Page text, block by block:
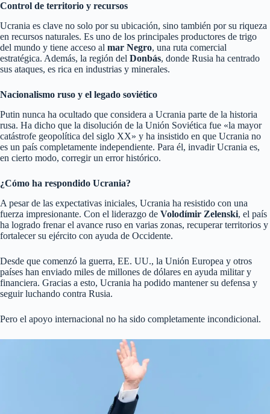
Control de territorio y recursos
Ucrania es clave no solo por su ubicación, sino también por su riqueza
en recursos naturales. Es uno de los principales productores de trigo
del mundo y tiene acceso al mar Negro, una ruta comercial
estratégica. Además, la región del Donbás, donde Rusia ha centrado
sus ataques, es rica en industrias y minerales.
Nacionalismo ruso y el legado soviético
Putin nunca ha ocultado que considera a Ucrania parte de la historia
rusa. Ha dicho que la disolución de la Unión Soviética fue «la mayor
catástrofe geopolítica del siglo XX» y ha insistido en que Ucrania no
es un país completamente independiente. Para él, invadir Ucrania es,
en cierto modo, corregir un error histórico.
¿Cómo ha respondido Ucrania?
A pesar de las expectativas iniciales, Ucrania ha resistido con una
fuerza impresionante. Con el liderazgo de Volodímir Zelenski, el país
ha logrado frenar el avance ruso en varias zonas, recuperar territorios y
fortalecer su ejército con ayuda de Occidente.
Desde que comenzó la guerra, EE. UU., la Unión Europea y otros
países han enviado miles de millones de dólares en ayuda militar y
financiera. Gracias a esto, Ucrania ha podido mantener su defensa y
seguir luchando contra Rusia.
Pero el apoyo internacional no ha sido completamente incondicional.